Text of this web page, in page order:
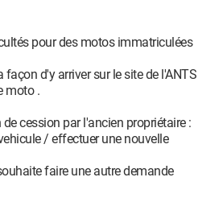
pour des motos immatriculées
d'y arriver sur le site de l'ANTS
moto .
cession par l'ancien propriétaire :
/ effectuer une nouvelle
faire une autre demande